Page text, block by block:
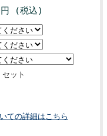
(税込)
セット
ての詳細はこちら